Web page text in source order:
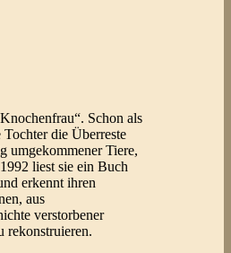
Schon als
die Überreste
umgekommener Tiere,
liest sie ein Buch
erkennt ihren
aus
verstorbener
rekonstruieren.